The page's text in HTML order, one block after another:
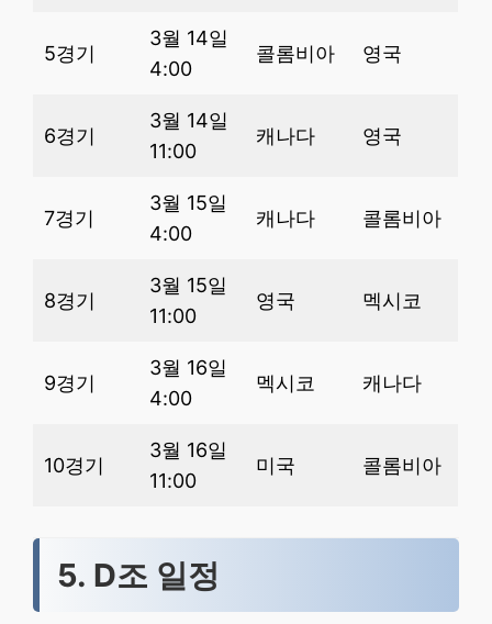
5경기
3월 14일
4:00
콜롬비아 영국
6경기
3월 14일
11:00
캐나다 영국
7경기
3월 15일
4:00
캐나다 콜롬비아
8경기
3월 15일
11:00
영국 멕시코
9경기
3월 16일
4:00
멕시코 캐나다
10경기
3월 16일
11:00
미국 콜롬비아
5. D조 일정